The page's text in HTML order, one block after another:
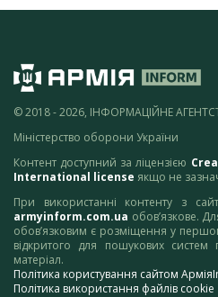
© 2018 - 2026, ІНФОРМАЦІЙНЕ
Міністерство оборони України
Контент доступний за ліцензією
International license якщо не
При використанні контенту з
armyinform.com.ua обов’язкове.
обов’язковим є розміщення у
відкритого для пошукових систем
матеріал.
Політика користування сайтом
Політика використання файлів cookie